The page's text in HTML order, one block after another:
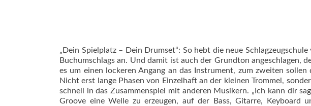
„Dein Spielplatz – Dein Drumset“: So hebt die neue
Buchumschlags an. Und damit ist auch der Grundton angeschlagen,
es um einen lockeren Angang an das Instrument, zum zweiten
Nicht erst lange Phasen von Einzelhaft an der kleinen Trommel,
schnell in das Zusammenspiel mit anderen Musikern. „Ich kann dir
Groove eine Welle zu erzeugen, auf der Bass, Gitarre, Key­board